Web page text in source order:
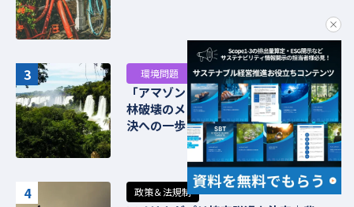
3 環境問題
「アマゾン 開発」の光と影：熱帯雨
林破壊のメリット・デメリットと解
決への一歩
4 政策＆法規制